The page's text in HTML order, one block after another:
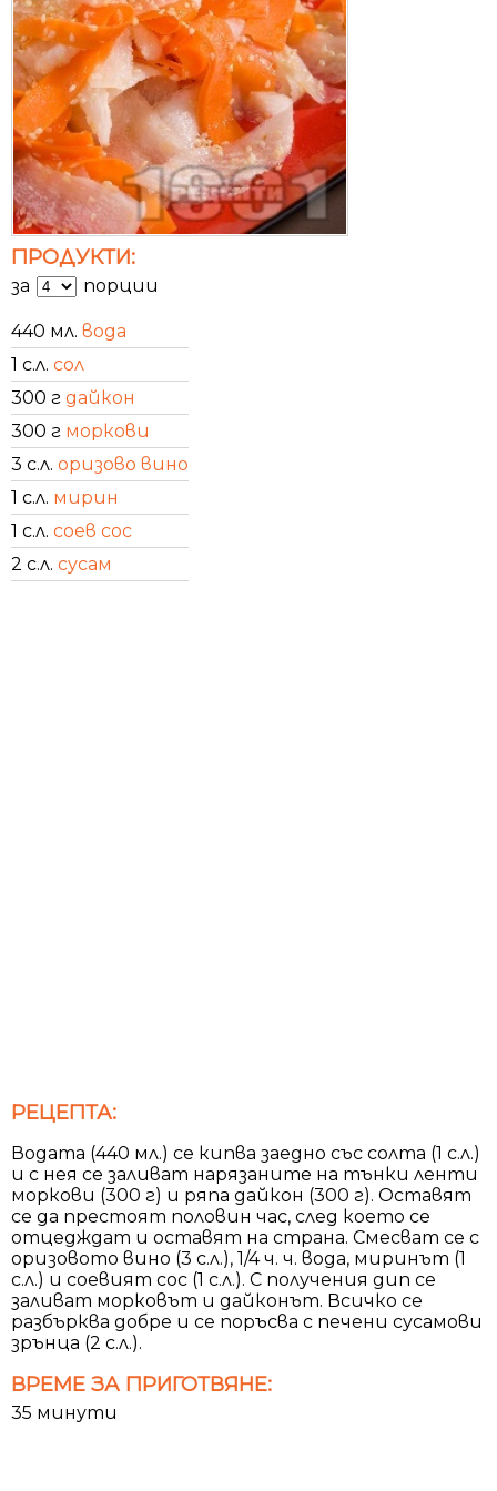
ПРОДУКТИ:
за порции
440 мл. вода
1 с.л. сол
300 г дайкон
300 г моркови
3 с.л. оризово вино
1 с.л. мирин
1 с.л. соев сос
2 с.л. сусам
РЕЦЕПТА:
Водата (440 мл.) се кипва заедно със солта (1 с.л.)
и с нея се заливат нарязаните на тънки ленти
моркови (300 г) и ряпа дайкон (300 г). Оставят
се да престоят половин час, след което се
отцедждат и оставят на страна. Смесват се с
оризовото вино (3 с.л.), 1/4 ч. ч. вода, миринът (1
с.л.) и соевият сос (1 с.л.). С получения дип се
заливат морковът и дайконът. Всичко се
разбърква добре и се поръсва с печени сусамови
зрънца (2 с.л.).
ВРЕМЕ ЗА ПРИГОТВЯНЕ:
35 минути